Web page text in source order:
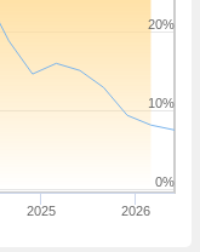
2025 2026
0%
10%
20%